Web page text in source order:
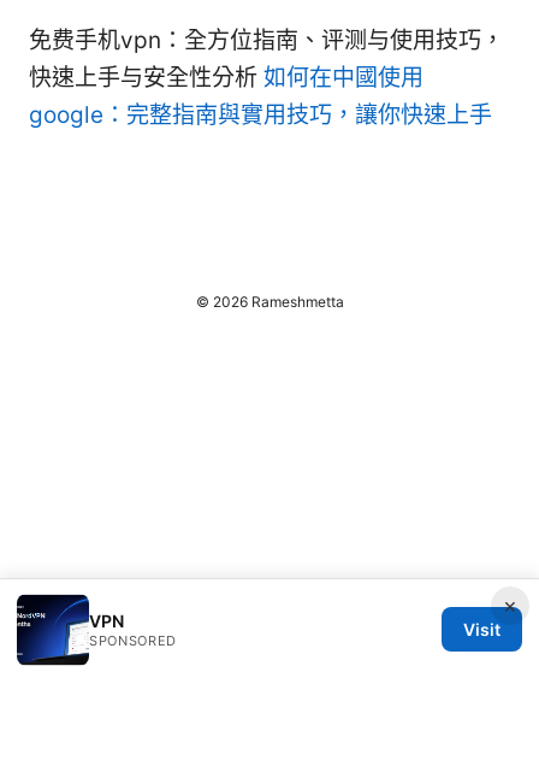
免费手机vpn：全方位指南、评测与使用技巧，
快速上手与安全性分析 如何在中國使用
google：完整指南與實用技巧，讓你快速上手
×
VPN
SPONSORED
Visit
© 2026 Rameshmetta